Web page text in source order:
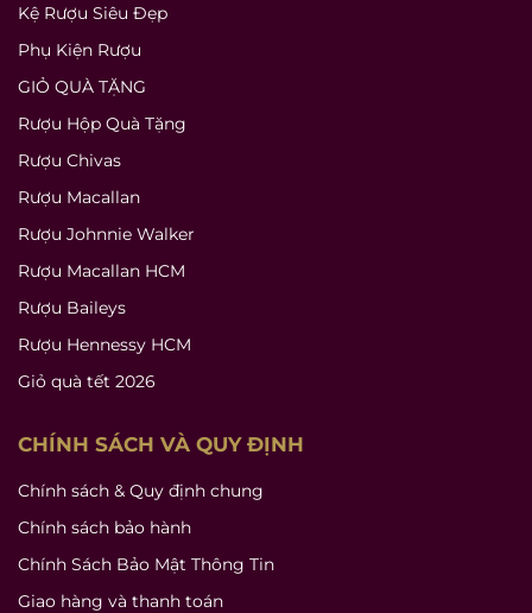
Kệ Rượu Siêu Đẹp
Phụ Kiện Rượu
GIỎ QUÀ TẶNG
Rượu Hộp Quà Tặng
Rượu Chivas
Rượu Macallan
Rượu Johnnie Walker
Rượu Macallan HCM
Rượu Baileys
Rượu Hennessy HCM
Giỏ quà tết 2026
CHÍNH SÁCH VÀ QUY ĐỊNH
Chính sách & Quy định chung
Chính sách bảo hành
Chính Sách Bảo Mật Thông Tin
Giao hàng và thanh toán